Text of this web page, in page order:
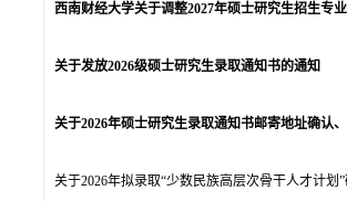
西南财经大学关于调整2027年硕士研究生招生专
关于发放2026级硕士研究生录取通知书的通知
关于2026年硕士研究生录取通知书邮寄地址确认
关于2026年拟录取“少数民族高层次骨干人才计划